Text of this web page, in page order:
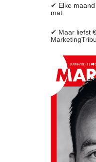
✔ Elke
mat
✔ Maar liefst